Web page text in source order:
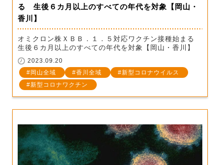
る 生後６カ月以上のすべての年代を対象【岡山・
香川】
オミクロン株ＸＢＢ．１．５対応ワクチン接種始まる
生後６カ月以上のすべての年代を対象【岡山・香川】
2023.09.20
岡山全域
香川全域
新型コロナウイルス
新型コロナワクチン